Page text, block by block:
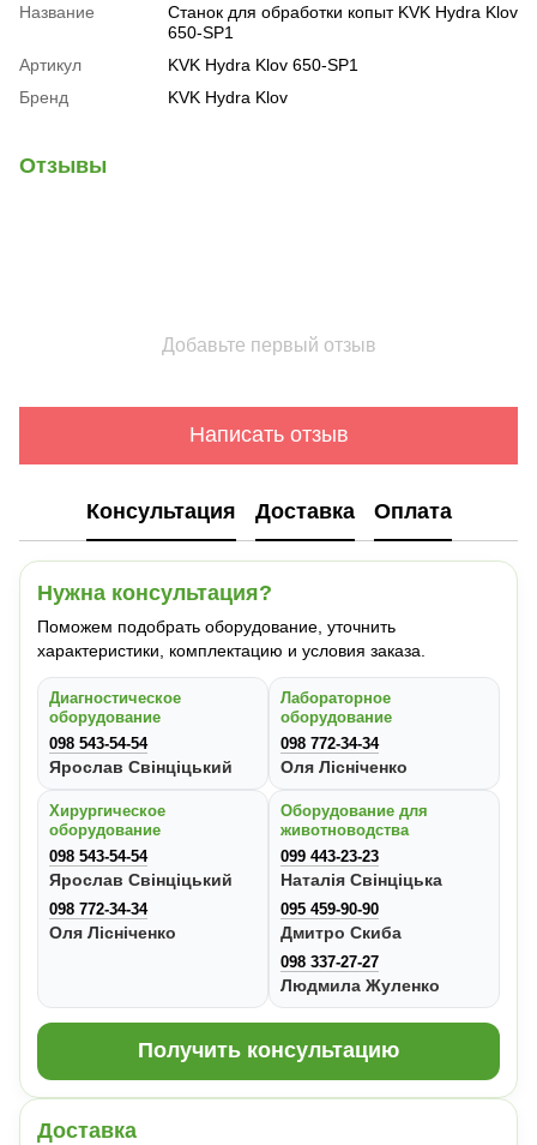
Название
Станок для обработки копыт KVK Hydra Klov
650-SP1
Артикул
KVK Hydra Klov 650-SP1
Бренд
KVK Hydra Klov
Отзывы
Добавьте первый отзыв
Написать отзыв
Консультация Доставка Оплата
Нужна консультация?
Поможем подобрать оборудование, уточнить
характеристики, комплектацию и условия заказа.
Диагностическое
оборудование
098 543-54-54
Ярослав Свінціцький
Лабораторное
оборудование
098 772-34-34
Оля Лісніченко
Хирургическое
оборудование
098 543-54-54
Ярослав Свінціцький
098 772-34-34
Оля Лісніченко
Оборудование для
животноводства
099 443-23-23
Наталія Свінціцька
095 459-90-90
Дмитро Скиба
098 337-27-27
Людмила Жуленко
Получить консультацию
Доставка